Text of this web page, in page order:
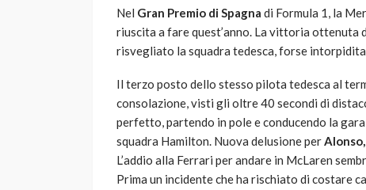
Nel Gran Premio di Spagna di Formula 1, la
riuscita a fare quest’anno. La vittoria ottenuta
risvegliato la squadra tedesca, forse
Il terzo posto dello stesso pilota tedesca al
consolazione, visti gli oltre 40 secondi di
perfetto, partendo in pole e conducendo la
squadra Hamilton. Nuova delusione perAlonso,
L’addio alla Ferrari per andare in McLaren
Prima un incidente che ha rischiato di costare
Robot tagliaerba:
scegliere per il tuo
god 1 anno ago